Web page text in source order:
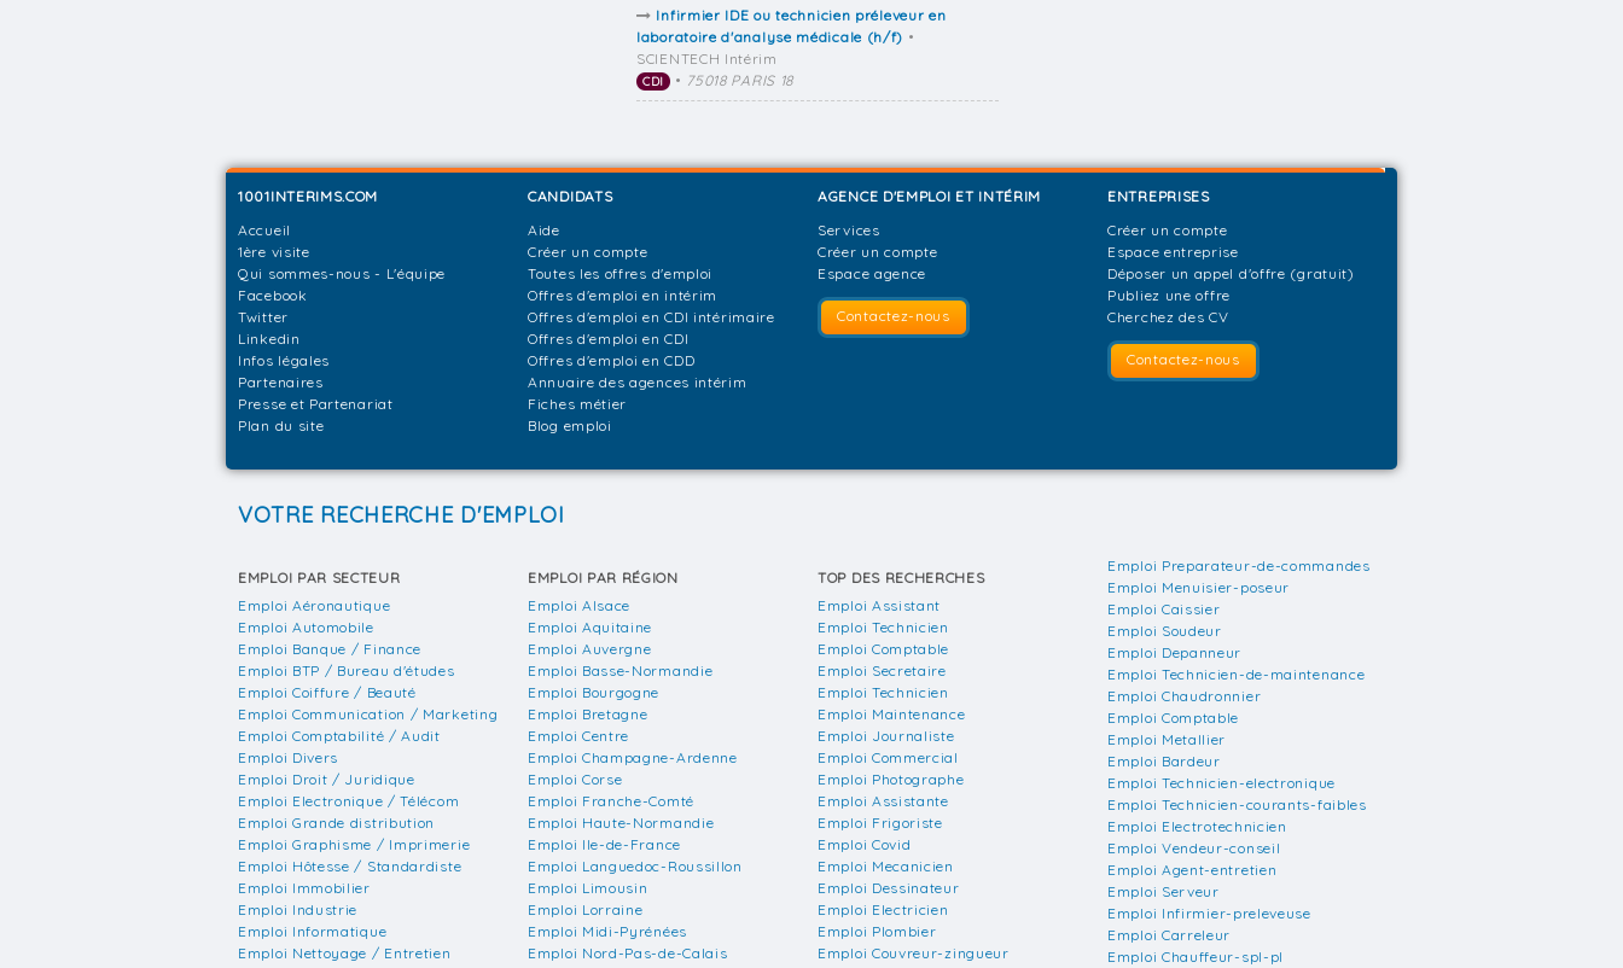
Infirmier IDE ou technicien préleveur en
laboratoire d'analyse médicale (h/f) •
SCIENTECH Intérim
CDI • 75018 PARIS 18
1001INTERIMS.COM
Accueil
1ère visite
Qui sommes-nous - L'équipe
Facebook
Twitter
Linkedin
Infos légales
Partenaires
Presse et Partenariat
Plan du site
CANDIDATS
Aide
Créer un compte
Toutes les offres d'emploi
Offres d'emploi en intérim
Offres d'emploi en CDI intérimaire
Offres d'emploi en CDI
Offres d'emploi en CDD
Annuaire des agences intérim
Fiches métier
Blog emploi
AGENCE D'EMPLOI ET INTÉRIM
Services
Créer un compte
Espace agence
Contactez-nous
ENTREPRISES
Créer un compte
Espace entreprise
Déposer un appel d'offre (gratuit)
Publiez une offre
Cherchez des CV
Contactez-nous
VOTRE RECHERCHE D'EMPLOI
EMPLOI PAR SECTEUR
Emploi Aéronautique
Emploi Automobile
Emploi Banque / Finance
Emploi BTP / Bureau d'études
Emploi Coiffure / Beauté
Emploi Communication / Marketing
Emploi Comptabilité / Audit
Emploi Divers
Emploi Droit / Juridique
Emploi Electronique / Télécom
Emploi Grande distribution
Emploi Graphisme / Imprimerie
Emploi Hôtesse / Standardiste
Emploi Immobilier
Emploi Industrie
Emploi Informatique
Emploi Nettoyage / Entretien
EMPLOI PAR RÉGION
Emploi Alsace
Emploi Aquitaine
Emploi Auvergne
Emploi Basse-Normandie
Emploi Bourgogne
Emploi Bretagne
Emploi Centre
Emploi Champagne-Ardenne
Emploi Corse
Emploi Franche-Comté
Emploi Haute-Normandie
Emploi Ile-de-France
Emploi Languedoc-Roussillon
Emploi Limousin
Emploi Lorraine
Emploi Midi-Pyrénées
Emploi Nord-Pas-de-Calais
TOP DES RECHERCHES
Emploi Assistant
Emploi Technicien
Emploi Comptable
Emploi Secretaire
Emploi Technicien
Emploi Maintenance
Emploi Journaliste
Emploi Commercial
Emploi Photographe
Emploi Assistante
Emploi Frigoriste
Emploi Covid
Emploi Mecanicien
Emploi Dessinateur
Emploi Electricien
Emploi Plombier
Emploi Couvreur-zingueur
Emploi Preparateur-de-commandes
Emploi Menuisier-poseur
Emploi Caissier
Emploi Soudeur
Emploi Depanneur
Emploi Technicien-de-maintenance
Emploi Chaudronnier
Emploi Comptable
Emploi Metallier
Emploi Bardeur
Emploi Technicien-electronique
Emploi Technicien-courants-faibles
Emploi Electrotechnicien
Emploi Vendeur-conseil
Emploi Agent-entretien
Emploi Serveur
Emploi Infirmier-preleveuse
Emploi Carreleur
Emploi Chauffeur-spl-pl